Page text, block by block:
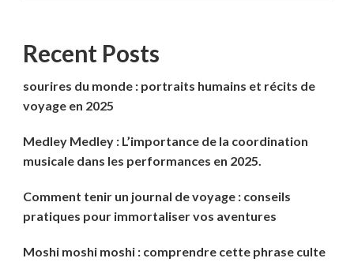
Recent Posts
sourires du monde : portraits humains et récits de
voyage en 2025
Medley Medley : L’importance de la coordination
musicale dans les performances en 2025.
Comment tenir un journal de voyage : conseils
pratiques pour immortaliser vos aventures
Moshi moshi moshi : comprendre cette phrase culte